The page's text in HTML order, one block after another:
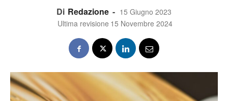
Di Redazione - 15 Giugno 2023
Ultima revisione 15 Novembre 2024